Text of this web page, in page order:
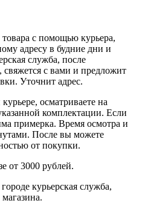
с помощью курьера,
адресу в будние дни и
служба, после
свяжется с вами и предложит
Уточнит адрес.
осматриваете на
комплектации. Если
примерка. Время осмотра и
После вы можете
от покупки.
от 3000 рублей.
курьерская служба,